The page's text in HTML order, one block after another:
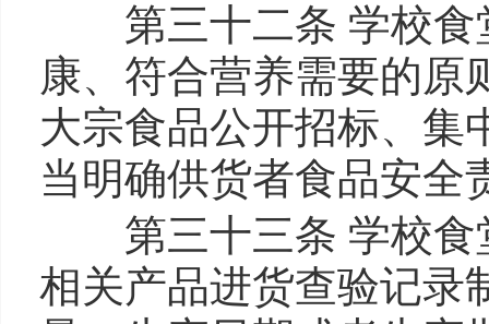
第三十二条 学校食
康、符合营养需要的原
大宗食品公开招标、集
当明确供货者食品安全
第三十三条 学校食
相关产品进货查验记录